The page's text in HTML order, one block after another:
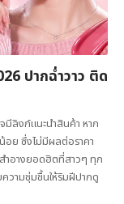
ปากฉ่ำวาว ติด
ลิงก์แนะนำสินค้า หาก
อย ซึ่งไม่มีผลต่อราคา
ำอางยอดฮิตที่สาวๆ ทุก
ความชุ่มชื้นให้ริมฝีปากดู